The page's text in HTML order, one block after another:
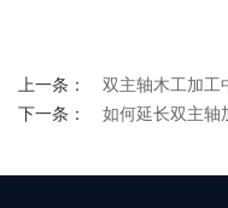
上一条：
双主轴木工加工
下一条：
如何延长双主轴